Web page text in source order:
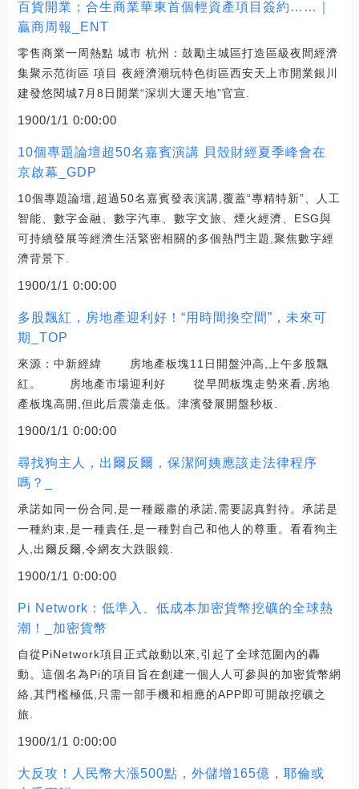
百貨開業；合生商業華東首個輕資產項目簽約……｜
贏商周報_ENT
零售商業一周熱點 城市 杭州：鼓勵主城區打造區級夜間經濟
集聚示范街區 項目 夜經濟潮玩特色街區西安天上市開業銀川
建發悠閱城7月8日開業“深圳大運天地”官宣.
1900/1/1 0:00:00
10個專題論壇超50名嘉賓演講 貝殼財經夏季峰會在
京啟幕_GDP
10個專題論壇,超過50名嘉賓發表演講,覆蓋“專精特新”、人工
智能、數字金融、數字汽車、數字文旅、煙火經濟、ESG與
可持續發展等經濟生活緊密相關的多個熱門主題,聚焦數字經
濟背景下.
1900/1/1 0:00:00
多股飄紅，房地產迎利好！“用時間換空間”，未來可
期_TOP
來源：中新經緯 房地產板塊11日開盤沖高,上午多股飄
紅。 房地產市場迎利好 從早間板塊走勢來看,房地
產板塊高開,但此后震蕩走低。津濱發展開盤秒板.
1900/1/1 0:00:00
尋找狗主人，出爾反爾，保潔阿姨應該走法律程序
嗎？_
承諾如同一份合同,是一種嚴肅的承諾,需要認真對待。承諾是
一種約束,是一種責任,是一種對自己和他人的尊重。看看狗主
人,出爾反爾,令網友大跌眼鏡.
1900/1/1 0:00:00
Pi Network：低準入、低成本加密貨幣挖礦的全球熱
潮！_加密貨幣
自從PiNetwork項目正式啟動以來,引起了全球范圍內的轟
動。這個名為Pi的項目旨在創建一個人人可參與的加密貨幣網
絡,其門檻極低,只需一部手機和相應的APP即可開啟挖礦之
旅.
1900/1/1 0:00:00
大反攻！人民幣大漲500點，外儲增165億，耶倫或